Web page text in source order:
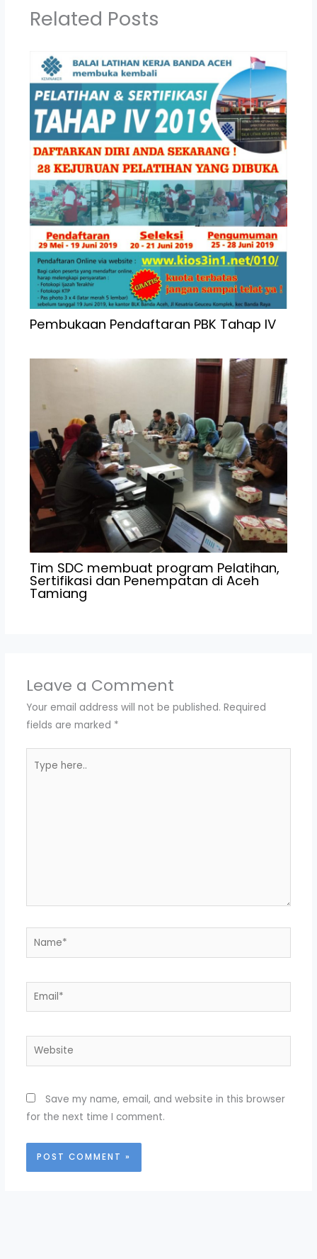
Related Posts
Pembukaan Pendaftaran PBK Tahap IV
Tim SDC membuat program Pelatihan,
Sertifikasi dan Penempatan di Aceh
Tamiang
Leave a Comment
Your email address will not be published. Required
fields are marked *
here..
Name*
Email*
Website
Save my name, email, and website in this browser
for the next time I comment.